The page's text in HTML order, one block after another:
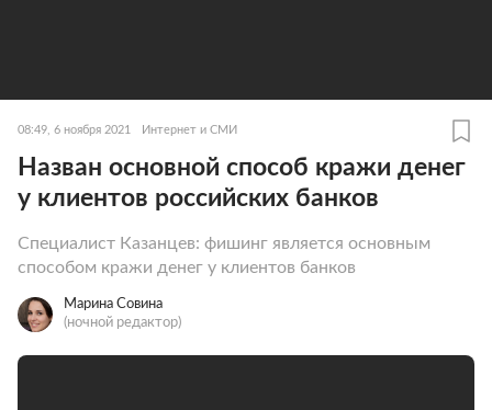
08:49, 6 ноября 2021 Интернет и СМИ
Назван основной способ кражи денег
у клиентов российских банков
Специалист Казанцев: фишинг является основным
способом кражи денег у клиентов банков
Марина Совина
(ночной редактор)